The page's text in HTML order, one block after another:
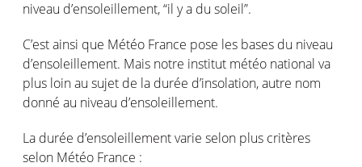
niveau d’ensoleillement, “il y a du soleil”.
C’est ainsi que Météo France pose les bases du niveau
d’ensoleillement. Mais notre institut météo national va
plus loin au sujet de la durée d’insolation, autre nom
donné au niveau d’ensoleillement.
La durée d’ensoleillement varie selon plus critères
selon Météo France :